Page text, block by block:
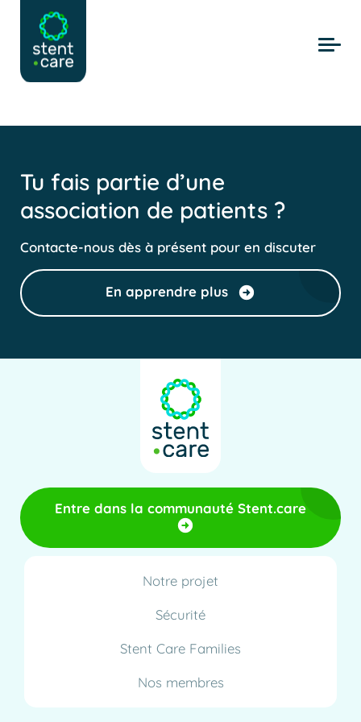
Skip to main content
Tu fais partie d’une
association de patients ?
Contacte-nous dès à présent pour en discuter
En apprendre plus
Entre dans la communauté Stent.care
Notre projet
Sécurité
Stent Care Families
Nos membres